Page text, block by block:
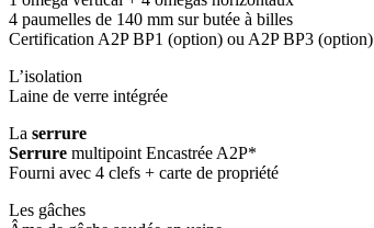
4 paumelles de 140 mm sur butée à billes
Certification A2P BP1 (option) ou A2P BP3 (option)
L’isolation
Laine de verre intégrée
La serrure
Serrure multipoint Encastrée A2P*
Fourni avec 4 clefs + carte de propriété
Les gâches